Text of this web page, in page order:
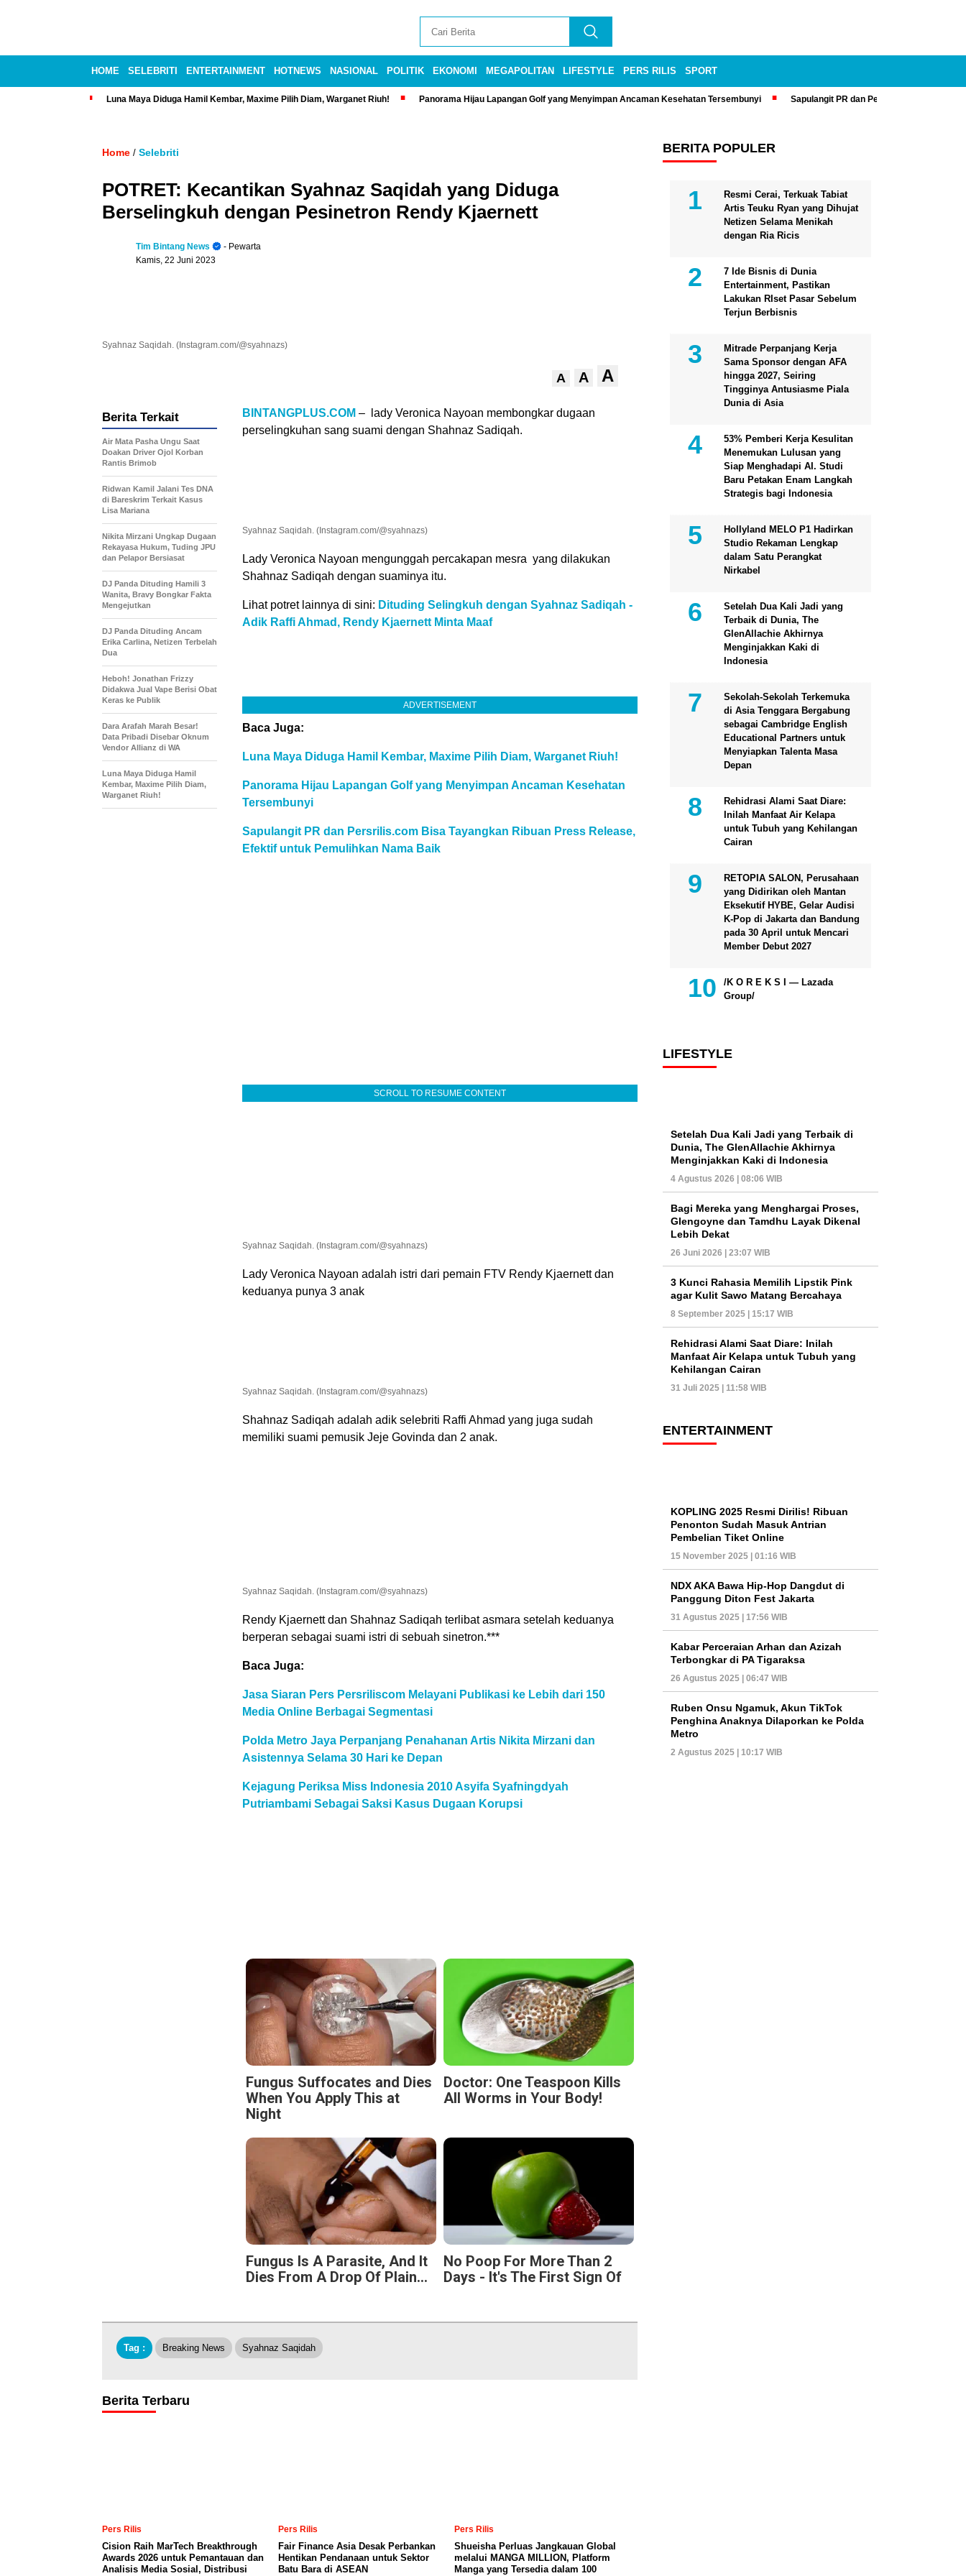
HOME SELEBRITI ENTERTAINMENT HOTNEWS NASIONAL POLITIK EKONOMI MEGAPOLITAN LIFESTYLE PERS RILIS SPORT
Luna Maya Diduga Hamil Kembar, Maxime Pilih Diam, Warganet Riuh! Panorama Hijau Lapangan Golf yang Menyimpan Ancaman Kesehatan Tersembunyi Sapulangit PR dan Persrilis.com Bisa
Home / Selebriti
POTRET: Kecantikan Syahnaz Saqidah yang Diduga
Berselingkuh dengan Pesinetron Rendy Kjaernett
Tim Bintang News
- Pewarta
Kamis, 22 Juni 2023
Syahnaz Saqidah. (Instagram.com/@syahnazs)
A A A
BINTANGPLUS.COM – lady Veronica Nayoan membongkar dugaan
perselingkuhan sang suami dengan Shahnaz Sadiqah.
Syahnaz Saqidah. (Instagram.com/@syahnazs)
Lady Veronica Nayoan mengunggah percakapan mesra yang dilakukan
Shahnaz Sadiqah dengan suaminya itu.
Lihat potret lainnya di sini: Dituding Selingkuh dengan Syahnaz Sadiqah -
Adik Raffi Ahmad, Rendy Kjaernett Minta Maaf
ADVERTISEMENT
Baca Juga:
Luna Maya Diduga Hamil Kembar, Maxime Pilih Diam, Warganet Riuh!
Panorama Hijau Lapangan Golf yang Menyimpan Ancaman Kesehatan
Tersembunyi
Sapulangit PR dan Persrilis.com Bisa Tayangkan Ribuan Press Release,
Efektif untuk Pemulihkan Nama Baik
SCROLL TO RESUME CONTENT
Syahnaz Saqidah. (Instagram.com/@syahnazs)
Lady Veronica Nayoan adalah istri dari pemain FTV Rendy Kjaernett dan
keduanya punya 3 anak
Syahnaz Saqidah. (Instagram.com/@syahnazs)
Shahnaz Sadiqah adalah adik selebriti Raffi Ahmad yang juga sudah
memiliki suami pemusik Jeje Govinda dan 2 anak.
Syahnaz Saqidah. (Instagram.com/@syahnazs)
Rendy Kjaernett dan Shahnaz Sadiqah terlibat asmara setelah keduanya
berperan sebagai suami istri di sebuah sinetron.***
Baca Juga:
Jasa Siaran Pers Persriliscom Melayani Publikasi ke Lebih dari 150
Media Online Berbagai Segmentasi
Polda Metro Jaya Perpanjang Penahanan Artis Nikita Mirzani dan
Asistennya Selama 30 Hari ke Depan
Kejagung Periksa Miss Indonesia 2010 Asyifa Syafningdyah
Putriambami Sebagai Saksi Kasus Dugaan Korupsi
Fungus Suffocates and Dies
When You Apply This at
Night
Doctor: One Teaspoon Kills
All Worms in Your Body!
Fungus Is A Parasite, And It
Dies From A Drop Of Plain...
No Poop For More Than 2
Days - It's The First Sign Of
Berita Terkait
Air Mata Pasha Ungu Saat
Doakan Driver Ojol Korban
Rantis Brimob
Ridwan Kamil Jalani Tes DNA
di Bareskrim Terkait Kasus
Lisa Mariana
Nikita Mirzani Ungkap Dugaan
Rekayasa Hukum, Tuding JPU
dan Pelapor Bersiasat
DJ Panda Dituding Hamili 3
Wanita, Bravy Bongkar Fakta
Mengejutkan
DJ Panda Dituding Ancam
Erika Carlina, Netizen Terbelah
Dua
Heboh! Jonathan Frizzy
Didakwa Jual Vape Berisi Obat
Keras ke Publik
Dara Arafah Marah Besar!
Data Pribadi Disebar Oknum
Vendor Allianz di WA
Luna Maya Diduga Hamil
Kembar, Maxime Pilih Diam,
Warganet Riuh!
Tag : Breaking News Syahnaz Saqidah
Berita Terbaru
Pers Rilis
Cision Raih MarTech Breakthrough
Awards 2026 untuk Pemantauan dan
Analisis Media Sosial, Distribusi
Pers Rilis
Fair Finance Asia Desak Perbankan
Hentikan Pendanaan untuk Sektor
Batu Bara di ASEAN
Pers Rilis
Shueisha Perluas Jangkauan Global
melalui MANGA MILLION, Platform
Manga yang Tersedia dalam 100
BERITA POPULER
Resmi Cerai, Terkuak Tabiat
Artis Teuku Ryan yang Dihujat
Netizen Selama Menikah
dengan Ria Ricis
7 Ide Bisnis di Dunia
Entertainment, Pastikan
Lakukan RIset Pasar Sebelum
Terjun Berbisnis
Mitrade Perpanjang Kerja
Sama Sponsor dengan AFA
hingga 2027, Seiring
Tingginya Antusiasme Piala
Dunia di Asia
53% Pemberi Kerja Kesulitan
Menemukan Lulusan yang
Siap Menghadapi AI. Studi
Baru Petakan Enam Langkah
Strategis bagi Indonesia
Hollyland MELO P1 Hadirkan
Studio Rekaman Lengkap
dalam Satu Perangkat
Nirkabel
Setelah Dua Kali Jadi yang
Terbaik di Dunia, The
GlenAllachie Akhirnya
Menginjakkan Kaki di
Indonesia
Sekolah-Sekolah Terkemuka
di Asia Tenggara Bergabung
sebagai Cambridge English
Educational Partners untuk
Menyiapkan Talenta Masa
Depan
Rehidrasi Alami Saat Diare:
Inilah Manfaat Air Kelapa
untuk Tubuh yang Kehilangan
Cairan
RETOPIA SALON, Perusahaan
yang Didirikan oleh Mantan
Eksekutif HYBE, Gelar Audisi
K-Pop di Jakarta dan Bandung
pada 30 April untuk Mencari
Member Debut 2027
/K O R E K S I — Lazada
Group/
LIFESTYLE
Setelah Dua Kali Jadi yang Terbaik di
Dunia, The GlenAllachie Akhirnya
Menginjakkan Kaki di Indonesia
4 Agustus 2026 | 08:06 WIB
Bagi Mereka yang Menghargai Proses,
Glengoyne dan Tamdhu Layak Dikenal
Lebih Dekat
26 Juni 2026 | 23:07 WIB
3 Kunci Rahasia Memilih Lipstik Pink
agar Kulit Sawo Matang Bercahaya
8 September 2025 | 15:17 WIB
Rehidrasi Alami Saat Diare: Inilah
Manfaat Air Kelapa untuk Tubuh yang
Kehilangan Cairan
31 Juli 2025 | 11:58 WIB
ENTERTAINMENT
KOPLING 2025 Resmi Dirilis! Ribuan
Penonton Sudah Masuk Antrian
Pembelian Tiket Online
15 November 2025 | 01:16 WIB
NDX AKA Bawa Hip-Hop Dangdut di
Panggung Diton Fest Jakarta
31 Agustus 2025 | 17:56 WIB
Kabar Perceraian Arhan dan Azizah
Terbongkar di PA Tigaraksa
26 Agustus 2025 | 06:47 WIB
Ruben Onsu Ngamuk, Akun TikTok
Penghina Anaknya Dilaporkan ke Polda
Metro
2 Agustus 2025 | 10:17 WIB